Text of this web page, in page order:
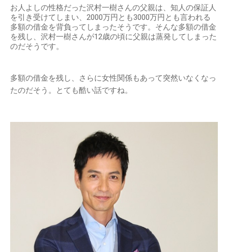
お人よしの性格だった沢村一樹さんの父親は、知人の保証人
を引き受けてしまい、2000万円とも3000万円とも言われる
多額の借金を背負ってしまったそうです。そんな多額の借金
を残し、沢村一樹さんが12歳の頃に父親は蒸発してしまった
のだそうです。
多額の借金を残し、さらに女性関係もあって突然いなくなっ
たのだそう。とても酷い話ですね。